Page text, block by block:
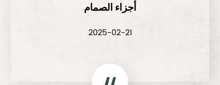
أجزاء الصمام
2025-02-21